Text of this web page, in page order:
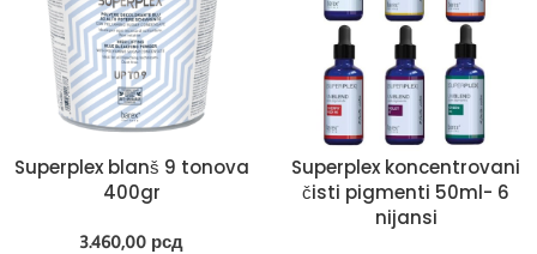
Superplex blanš 9 tonova
400gr
3.460,00 рсд
Superplex koncentrovani
čisti pigmenti 50ml- 6
nijansi